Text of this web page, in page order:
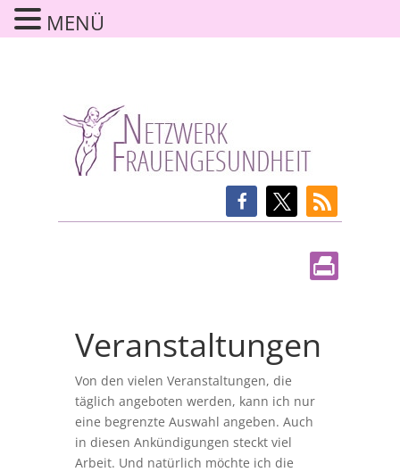
Veranstaltungen
Von den vielen Veranstaltungen, die
täglich angeboten werden, kann ich nur
eine begrenzte Auswahl angeben. Auch
in diesen Ankündigungen steckt viel
Arbeit. Und natürlich möchte ich die
MENÜ